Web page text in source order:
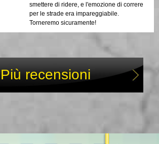
smettere di ridere, e l'emozione di correre
per le strade era impareggiabile.
Torneremo sicuramente!
Più recensioni